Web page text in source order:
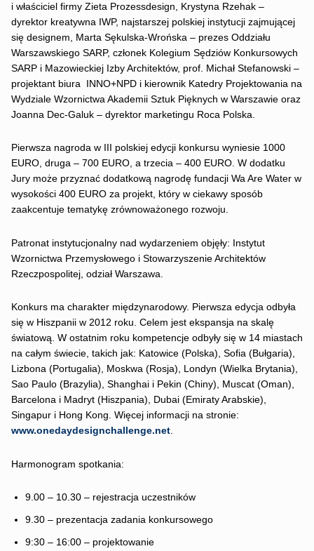
i właściciel firmy Zieta Prozessdesign, Krystyna Rzehak –
dyrektor kreatywna IWP, najstarszej polskiej instytucji zajmującej
się designem, Marta Sękulska-Wrońska – prezes Oddziału
Warszawskiego SARP, członek Kolegium Sędziów Konkursowych
SARP i Mazowieckiej Izby Architektów, prof. Michał Stefanowski –
projektant biura INNO+NPD i kierownik Katedry Projektowania na
Wydziale Wzornictwa Akademii Sztuk Pięknych w Warszawie oraz
Joanna Dec-Galuk – dyrektor marketingu Roca Polska.
Pierwsza nagroda w III polskiej edycji konkursu wyniesie 1000
EURO, druga – 700 EURO, a trzecia – 400 EURO. W dodatku
Jury może przyznać dodatkową nagrodę fundacji Wa Are Water w
wysokości 400 EURO za projekt, który w ciekawy sposób
zaakcentuje tematykę zrównoważonego rozwoju.
Patronat instytucjonalny nad wydarzeniem objęły: Instytut
Wzornictwa Przemysłowego i Stowarzyszenie Architektów
Rzeczpospolitej, odział Warszawa.
Konkurs ma charakter międzynarodowy. Pierwsza edycja odbyła
się w Hiszpanii w 2012 roku. Celem jest ekspansja na skalę
światową. W ostatnim roku kompetencje odbyły się w 14 miastach
na całym świecie, takich jak: Katowice (Polska), Sofia (Bułgaria),
Lizbona (Portugalia), Moskwa (Rosja), Londyn (Wielka Brytania),
Sao Paulo (Brazylia), Shanghai i Pekin (Chiny), Muscat (Oman),
Barcelona i Madryt (Hiszpania), Dubai (Emiraty Arabskie),
Singapur i Hong Kong. Więcej informacji na stronie:
www.onedaydesignchallenge.net.
Harmonogram spotkania:
9.00 – 10.30 – rejestracja uczestników
9.30 – prezentacja zadania konkursowego
9:30 – 16:00 – projektowanie